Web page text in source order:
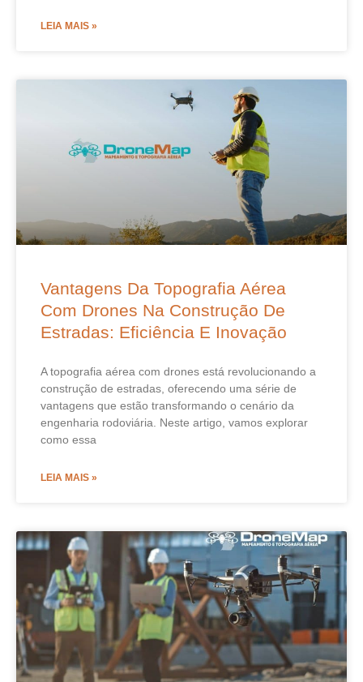
LEIA MAIS »
Vantagens Da Topografia Aérea
Com Drones Na Construção De
Estradas: Eficiência E Inovação
A topografia aérea com drones está revolucionando a
construção de estradas, oferecendo uma série de
vantagens que estão transformando o cenário da
engenharia rodoviária. Neste artigo, vamos explorar
como essa
LEIA MAIS »